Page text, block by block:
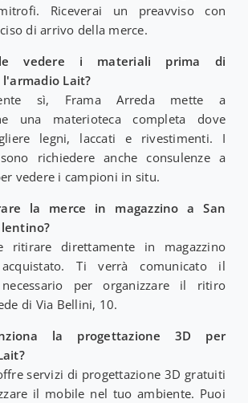
Riceverai un preavviso con
di arrivo della merce.
vedere i materiali prima di
Lait?
sì, Frama Arreda mette a
una materioteca completa dove
legni, laccati e rivestimenti. I
richiedere anche consulenze a
vedere i campioni in situ.
la merce in magazzino a San
ritirare direttamente in magazzino
Ti verrà comunicato il
necessario per organizzare il ritiro
di Via Bellini, 10.
la progettazione 3D per
servizi di progettazione 3D gratuiti
il mobile nel tuo ambiente. Puoi